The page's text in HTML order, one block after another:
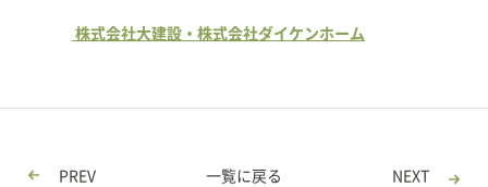
株式会社大建設・株式会社ダイケンホーム
PREV 一覧に戻る NEXT